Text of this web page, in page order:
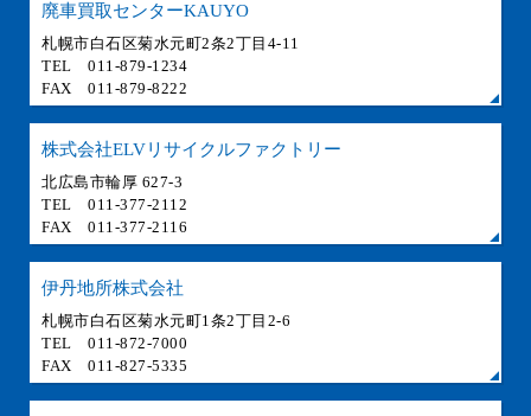
廃車買取センターKAUYO
札幌市白石区菊水元町2条2丁目4-11
TEL 011-879-1234
FAX 011-879-8222
株式会社ELVリサイクルファクトリー
北広島市輪厚 627-3
TEL 011-377-2112
FAX 011-377-2116
伊丹地所株式会社
札幌市白石区菊水元町1条2丁目2-6
TEL 011-872-7000
FAX 011-827-5335